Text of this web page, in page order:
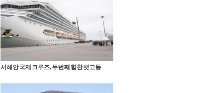
서해안 국제 크루즈, 두번째 힘찬 뱃고동